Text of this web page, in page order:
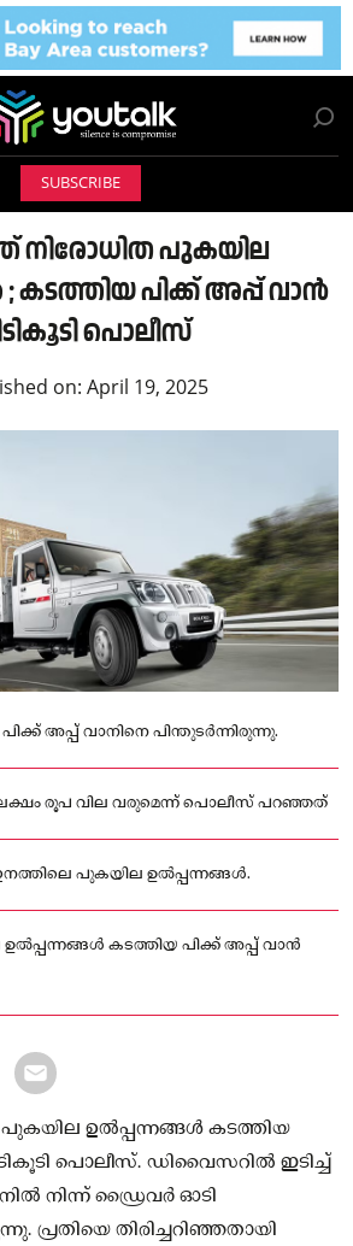
SUBSCRIBE
നിരോധിത പുകയില
കടത്തിയ പിക്ക് അപ്പ് വാൻ
പൊലീസ്
on: April 19, 2025
അപ്പ് വാനിനെ പിന്തുടർന്നിരുന്നു.
ലക്ഷം രൂപ വില വരുമെന്ന് പൊലീസ് പറഞ്ഞത്
പുകയില ഉൽപ്പന്നങ്ങൾ.
കടത്തിയ പിക്ക് അപ്പ് വാൻ
പുകയില ഉൽപ്പന്നങ്ങൾ കടത്തിയ
പൊലീസ്. ഡിവൈസറിൽ ഇടിച്ച്
നിന്ന് ഡ്രൈവർ ഓടി
പ്രതിയെ തിരിച്ചറിഞ്ഞതായി